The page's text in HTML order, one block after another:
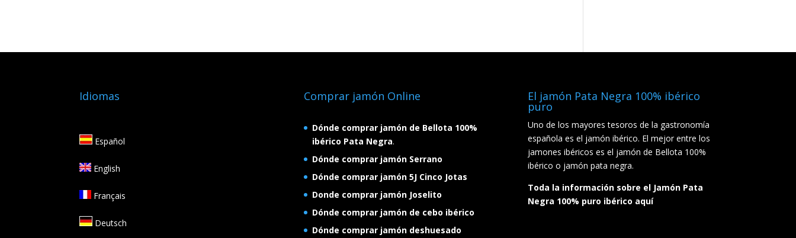
Idiomas
Español
English
Français
Deutsch
Comprar jamón Online
Dónde comprar jamón de Bellota 100%
ibérico Pata Negra.
Dónde comprar jamón Serrano
Dónde comprar jamón 5J Cinco Jotas
Donde comprar jamón Joselito
Dónde comprar jamón de cebo ibérico
Dónde comprar jamón deshuesado
El jamón Pata Negra 100% ibérico
puro
Uno de los mayores tesoros de la gastronomía
española es el jamón ibérico. El mejor entre los
jamones ibéricos es el jamón de Bellota 100%
ibérico o jamón pata negra.
Toda la información sobre el Jamón Pata
Negra 100% puro ibérico aquí